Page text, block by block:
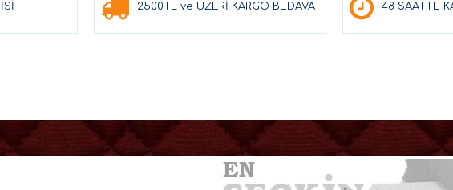
2500TL ve ÜZERİ KARGO BEDAVA 48 SAATTE